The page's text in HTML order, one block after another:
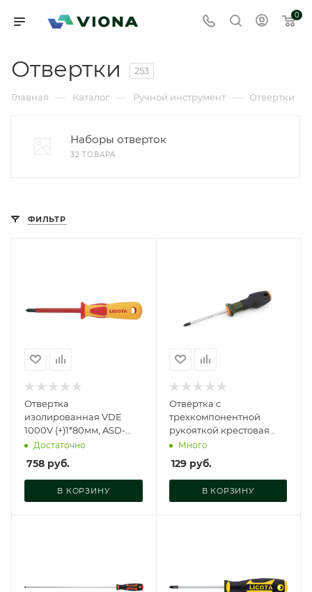
0
Отвертки 253
Главная — Каталог — Ручной инструмент — Отвертки
Наборы отверток
32 ТОВАРА
ФИЛЬТР
Отвертка
изолированная VDE
1000V (+)1*80мм, ASD-
910801
Достаточно
758 руб.
В КОРЗИНУ
Отвёртка c
трехкомпонентной
рукояткой крестовая
РН0×150 мм, 722006
Много
129руб.
В КОРЗИНУ